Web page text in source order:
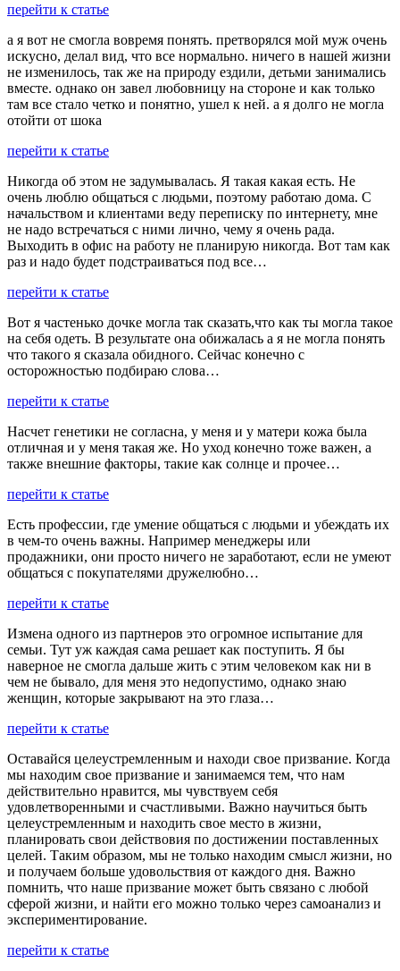
перейти к статье
а я вот не смогла вовремя понять. претворялся мой муж очень
искусно, делал вид, что все нормально. ничего в нашей жизни
не изменилось, так же на природу ездили, детьми занимались
вместе. однако он завел любовницу на стороне и как только
там все стало четко и понятно, ушел к ней. а я долго не могла
отойти от шока
перейти к статье
Никогда об этом не задумывалась. Я такая какая есть. Не
очень люблю общаться с людьми, поэтому работаю дома. С
начальством и клиентами веду переписку по интернету, мне
не надо встречаться с ними лично, чему я очень рада.
Выходить в офис на работу не планирую никогда. Вот там как
раз и надо будет подстраиваться под все…
перейти к статье
Вот я частенько дочке могла так сказать,что как ты могла такое
на себя одеть. В результате она обижалась а я не могла понять
что такого я сказала обидного. Сейчас конечно с
осторожностью подбираю слова…
перейти к статье
Насчет генетики не согласна, у меня и у матери кожа была
отличная и у меня такая же. Но уход конечно тоже важен, а
также внешние факторы, такие как солнце и прочее…
перейти к статье
Есть профессии, где умение общаться с людьми и убеждать их
в чем-то очень важны. Например менеджеры или
продажники, они просто ничего не заработают, если не умеют
общаться с покупателями дружелюбно…
перейти к статье
Измена одного из партнеров это огромное испытание для
семьи. Тут уж каждая сама решает как поступить. Я бы
наверное не смогла дальше жить с этим человеком как ни в
чем не бывало, для меня это недопустимо, однако знаю
женщин, которые закрывают на это глаза…
перейти к статье
Оставайся целеустремленным и находи свое призвание. Когда
мы находим свое призвание и занимаемся тем, что нам
действительно нравится, мы чувствуем себя
удовлетворенными и счастливыми. Важно научиться быть
целеустремленным и находить свое место в жизни,
планировать свои действовия по достижении поставленных
целей. Таким образом, мы не только находим смысл жизни, но
и получаем больше удовольствия от каждого дня. Важно
помнить, что наше призвание может быть связано с любой
сферой жизни, и найти его можно только через самоанализ и
экспериментирование.
перейти к статье